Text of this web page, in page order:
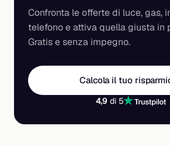
Confronta le offerte di luce, gas,
telefono e attiva quella giusta in
Gratis e senza impegno.
Calcola il tuo
4,9 di 5